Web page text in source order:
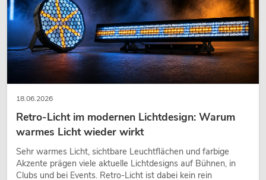
18.06.2026
Retro-Licht im modernen Lichtdesign: Warum
warmes Licht wieder wirkt
Sehr warmes Licht, sichtbare Leuchtflächen und farbige
Akzente prägen viele aktuelle Lichtdesigns auf Bühnen, in
Clubs und bei Events. Retro-Licht ist dabei kein rein